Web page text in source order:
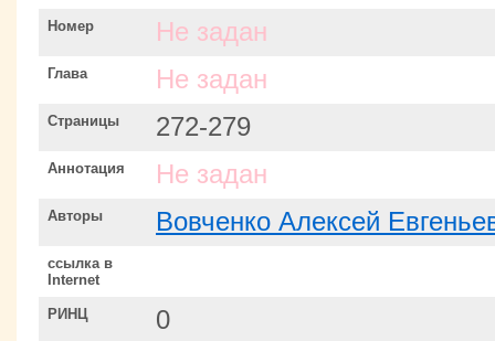
Номер Не задан
Глава Не задан
Страницы 272-279
Аннотация Не задан
Авторы Вовченко Алексей
ссылка в
Internet
РИНЦ 0